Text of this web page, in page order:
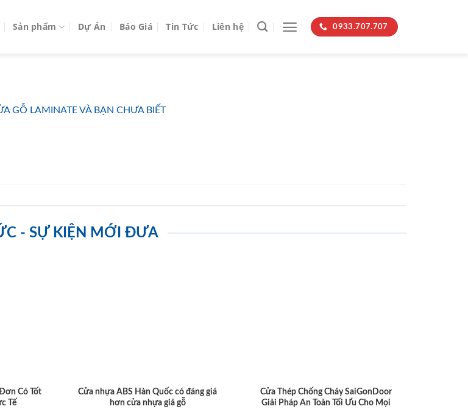
Sản phẩm Dự Án Báo Giá Tin Tức Liên hệ 0933.707.707
GỖ LAMINATE VÀ BẠN CHƯA BIẾT
- SỰ KIỆN MỚI ĐƯA
Có Tốt
Tế
Cửa nhựa ABS Hàn Quốc có đáng giá
hơn cửa nhựa giả gỗ
Cửa Thép Chống Cháy SaiGonDoor
Giải Pháp An Toàn Tối Ưu Cho Mọi